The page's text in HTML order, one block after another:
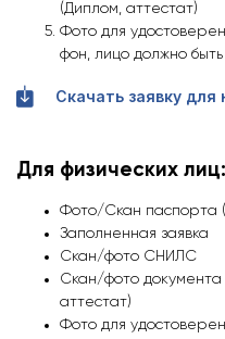
(Диплом, аттестат)
Фото для
фон, лицо должно
Скачать заявку
Для физических лиц:
Фото/Скан паспорта
Заполненная заявка
Скан/фото СНИЛС
Скан/фото документа
аттестат)
Фото для